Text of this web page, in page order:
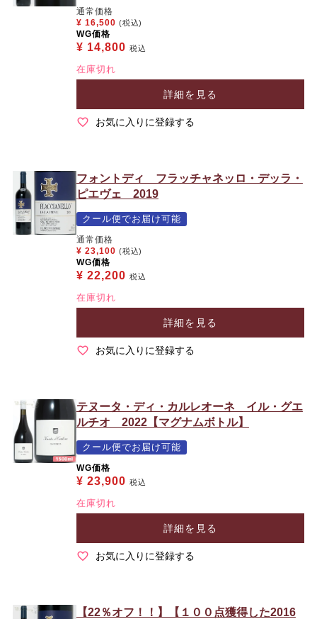
通常価格
¥ 16,500 (税込)
WG価格
¥ 14,800 税込
在庫切れ
詳細を見る
お気に入りに登録する
フォントディ フラッチャネッロ・デッラ・
ピエヴェ 2019
クール便でお届け可能
通常価格
¥ 23,100 (税込)
WG価格
¥ 22,200 税込
在庫切れ
詳細を見る
お気に入りに登録する
テヌータ・ディ・カルレオーネ イル・グエ
ルチオ 2022【マグナムボトル】
クール便でお届け可能
WG価格
¥ 23,900 税込
在庫切れ
詳細を見る
お気に入りに登録する
【22％オフ！！】【１００点獲得した2016